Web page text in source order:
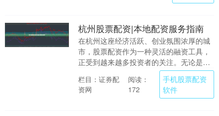
杭州股票配资|本地配资服务指南
在杭州这座经济活跃、创业氛围浓厚的城
市，股票配资作为一种灵活的融资工具，
正受到越来越多投资者的关注。无论是经
验丰富的老股民手机股票配资软件，还是
初入股市的新手，....
栏目：证券配
资网
阅读：
172
手机股票配资
软件